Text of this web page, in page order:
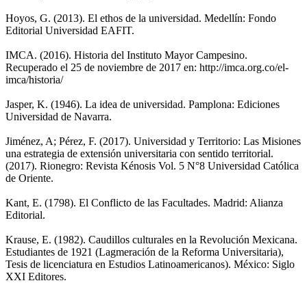
Hoyos, G. (2013). El ethos de la universidad. Medellín: Fondo
Editorial Universidad EAFIT.
IMCA. (2016). Historia del Instituto Mayor Campesino.
Recuperado el 25 de noviembre de 2017 en: http://imca.org.co/el-
imca/historia/
Jasper, K. (1946). La idea de universidad. Pamplona: Ediciones
Universidad de Navarra.
Jiménez, A; Pérez, F. (2017). Universidad y Territorio: Las Misiones
una estrategia de extensión universitaria con sentido territorial.
(2017). Rionegro: Revista Kénosis Vol. 5 N°8 Universidad Católica
de Oriente.
Kant, E. (1798). El Conflicto de las Facultades. Madrid: Alianza
Editorial.
Krause, E. (1982). Caudillos culturales en la Revolución Mexicana.
Estudiantes de 1921 (Lagmeración de la Reforma Universitaria),
Tesis de licenciatura en Estudios Latinoamericanos). México: Siglo
XXI Editores.